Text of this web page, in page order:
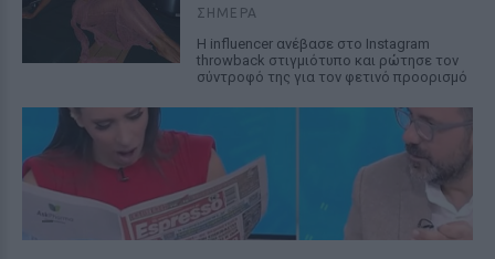
ΣΉΜΕΡΑ
Η influencer ανέβασε στο Instagram
throwback στιγμιότυπο και ρώτησε τον
σύντροφό της για τον φετινό προορισμό